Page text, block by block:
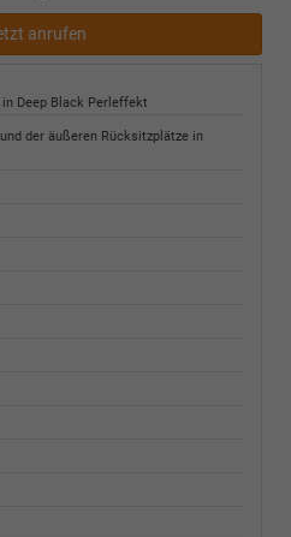
anrufen
Deep Black Perleffekt
der äußeren Rücksitzplätze in